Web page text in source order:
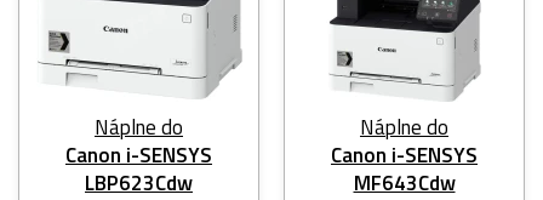
Náplne do
Canon i-SENSYS
LBP623Cdw
Náplne do
Canon i-SENSYS
MF643Cdw